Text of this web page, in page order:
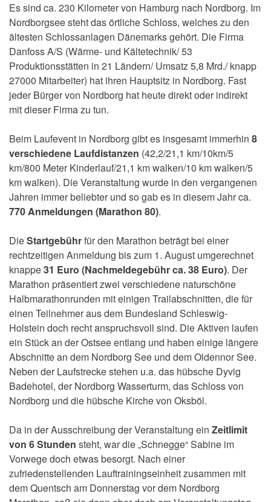
Es sind ca. 230 Kilometer von Hamburg nach Nordborg. Im
Nordborgsee steht das örtliche Schloss, welches zu den
ältesten Schlossanlagen Dänemarks gehört. Die Firma
Danfoss A/S (Wärme- und Kältetechnik/ 53
Produktionsstätten in 21 Ländern/ Umsatz 5,8 Mrd./ knapp
27000 Mitarbeiter) hat ihren Hauptsitz in Nordborg. Fast
jeder Bürger von Nordborg hat heute direkt oder indirekt
mit dieser Firma zu tun.
Beim Laufevent in Nordborg gibt es insgesamt immerhin 8
verschiedene Laufdistanzen (42,2/21,1 km/10km/5
km/800 Meter Kinderlauf/21,1 km walken/10 km walken/5
km walken). Die Veranstaltung wurde in den vergangenen
Jahren immer beliebter und so gab es in diesem Jahr ca.
770 Anmeldungen (Marathon 80).
DieStartgebührfür den Marathon beträgt bei einer
rechtzeitigen Anmeldung bis zum 1. August umgerechnet
knappe31 Euro (Nachmeldegebühr ca. 38 Euro). Der
Marathon präsentiert zwei verschiedene naturschöne
Halbmarathonrunden mit einigen Trailabschnitten, die für
einen Teilnehmer aus dem Bundesland Schleswig-
Holstein doch recht anspruchsvoll sind. Die Aktiven laufen
ein Stück an der Ostsee entlang und haben einige längere
Abschnitte an dem Nordborg See und dem Oldennor See.
Neben der Laufstrecke stehen u.a. das hübsche Dyvig
Badehotel, der Nordborg Wasserturm, das Schloss von
Nordborg und die hübsche Kirche von Oksböl.
Da in der Ausschreibung der Veranstaltung ein Zeitlimit
von 6 Stunden steht, war die „Schnegge“ Sabine im
Vorwege doch etwas besorgt. Nach einer
zufriedenstellenden Lauftrainingseinheit zusammen mit
dem Quentsch am Donnerstag vor dem Nordborg